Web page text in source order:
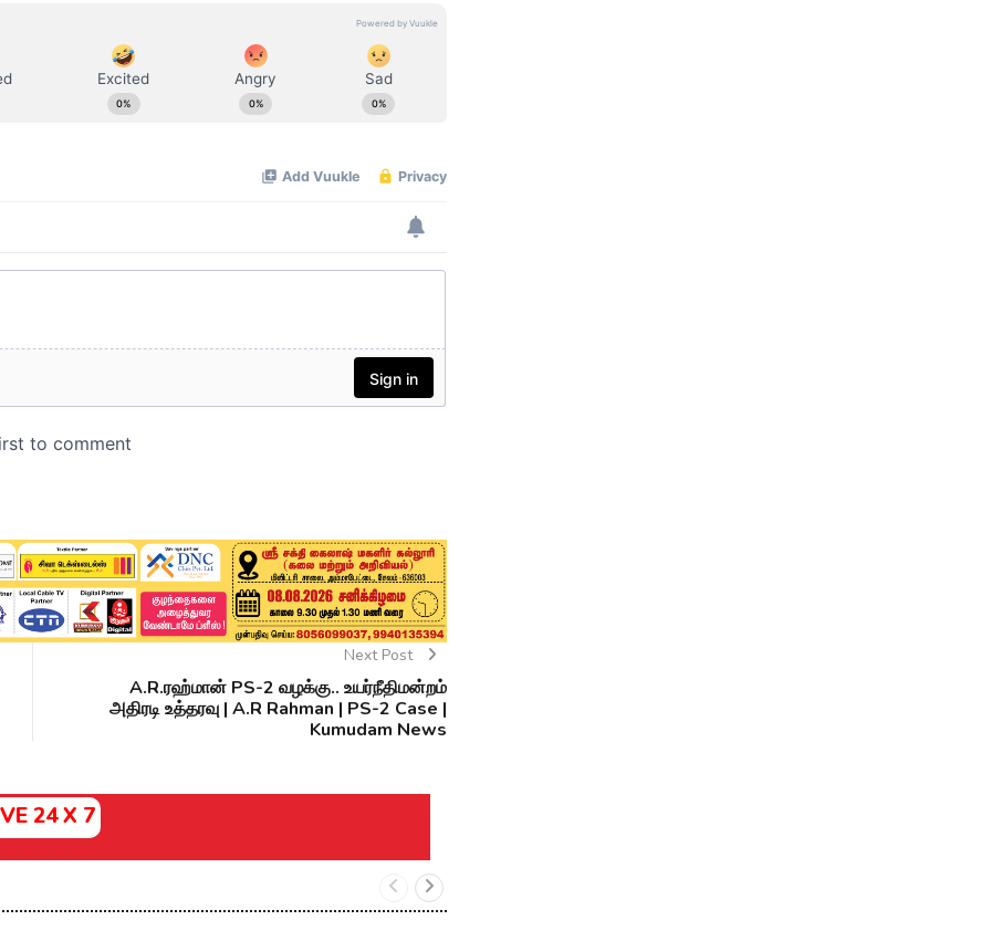
Next Post
A.R.ரஹ்மான் PS-2 வழக்கு.. உயர்நீதிமன்றம்
அதிரடி உத்தரவு | A.R Rahman | PS-2 Case |
Kumudam News
24 X 7